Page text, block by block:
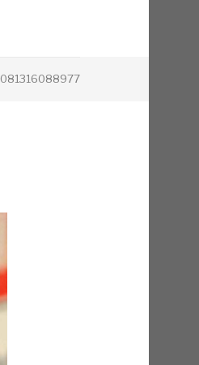
081316088977